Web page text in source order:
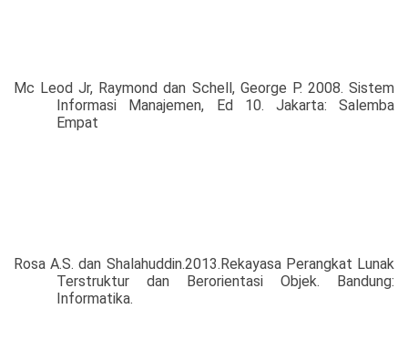
Mc Leod Jr, Raymond dan Schell, George P. 2008. Sistem
Informasi Manajemen, Ed 10. Jakarta: Salemba
Empat
Rosa A.S. dan Shalahuddin.2013.Rekayasa Perangkat Lunak
Terstruktur dan Berorientasi Objek. Bandung:
Informatika.